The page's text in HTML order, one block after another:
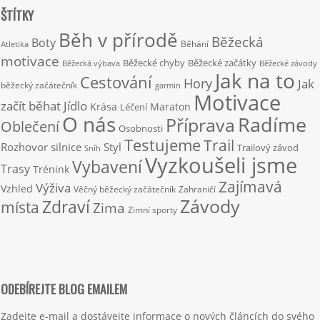
ŠTÍTKY
Atletika Boty Běh v přírodě Běhání Běžecká
motivace Běžecká výbava Běžecké chyby Běžecké začátky Běžecké závody
běžecký začátečník Cestování garmin Hory Jak na to Jak
začít běhat Jídlo Krása Léčení Maraton Motivace
OblečeníO nás Osobnosti Příprava Radíme
Rozhovor silnice Sníh Styl TestujemeTrail Trailový závod
Trasy Trénink VybaveníVyzkoušeli jsme
Vzhled Výživa Věčný běžecký začátečník Zahraničí Zajímavá
místa ZdravíZima Zimní sporty Závody
ODEBÍREJTE BLOG EMAILEM
Zadejte e-mail a dostávejte informace o nových článcích do svého